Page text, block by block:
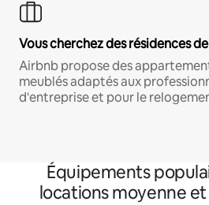
Vous cherchez des résidences
Airbnb propose des
meublés adaptés aux
d'entreprise et pour le
Équipements
locations moyenne